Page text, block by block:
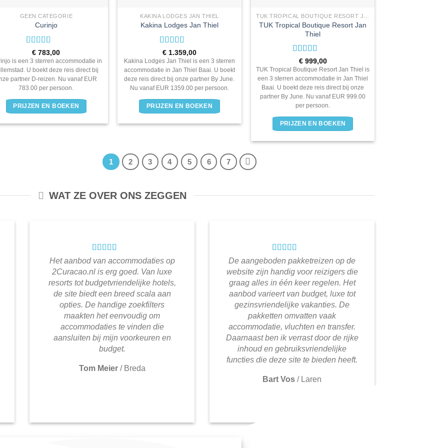
GEEN CATEGORIE
Curinjo
Waardering
3 uit 5
€ 783,00
is een 3 sterren accommodatie in
U boekt deze reis direct bij
partner D-reizen. Nu vanaf EUR
783.00 per persoon.
PRIJZEN EN BOEKEN
KAKINA LODGES JAN THIEL
Kakina Lodges Jan Thiel
Waardering
3uit 5
€1.359,00
Kakina Lodges Jan Thiel is een 3 sterren
accommodatie in Jan Thiel Baai. U boekt
deze reis direct bij onze partner By June.
Nu vanaf EUR 1359.00 per persoon.
PRIJZEN EN BOEKEN
TUK Tropical Boutique Resort Jan
Thiel
Waardering
3uit 5
€999,00
TUK Tropical Boutique Resort Jan Thiel is
een 3 sterren accommodatie in Jan Thiel
Baai. U boekt deze reis direct bij onze
partner By June. Nu vanaf EUR 999.00
per persoon.
PRIJZEN EN BOEKEN
1 2 3 4 5 6 7
WAT ZE OVER ONS ZEGGEN
Het aanbod van accommodaties op
2Curacao.nl is erg goed. Van luxe
resorts tot budgetvriendelijke hotels,
de site biedt een breed scala aan
opties. De handige zoekfilters
maakten het eenvoudig om
accommodaties te vinden die
aansluiten bij mijn voorkeuren en
budget.
Tom Meier / Breda
De aangeboden pakketreizen op de
website zijn handig voor reizigers die
graag alles in één keer regelen. Het
aanbod varieert van budget, luxe tot
gezinsvriendelijke vakanties. De
pakketten omvatten vaak
accommodatie, vluchten en transfer.
Daarnaast ben ik verrast door de rijke
inhoud en gebruiksvriendelijke
functies die deze site te bieden heeft.
Bart Vos / Laren